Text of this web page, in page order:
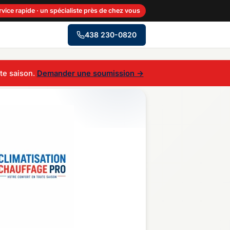
rapide · un spécialiste près de chez vous
Mauricie
438 230-0820
saison. Demander une soumission →